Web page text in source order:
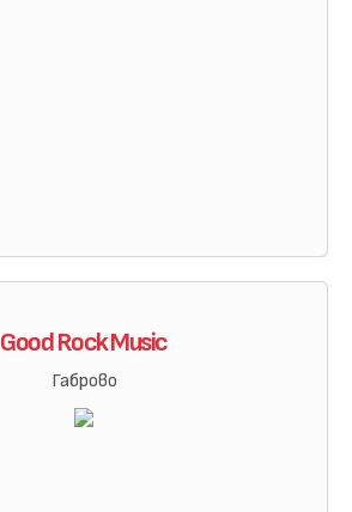
Good Rock Music
Габрово